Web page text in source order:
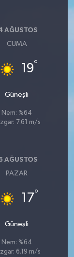
AĞUSTOS
CUMA
19°
Güneşli
Nem: %64
7.61 m/s
AĞUSTOS
PAZAR
17°
Güneşli
Nem: %64
6.19 m/s